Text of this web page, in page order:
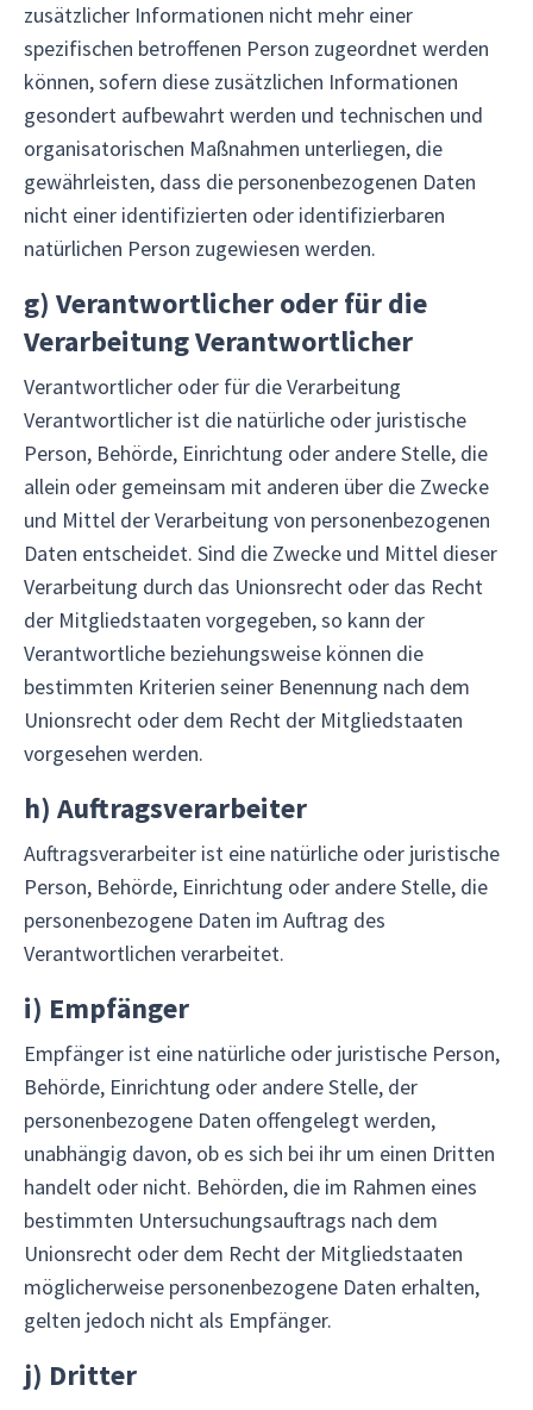
zusätzlicher Informationen nicht mehr einer
spezifischen betroffenen Person zugeordnet werden
können, sofern diese zusätzlichen Informationen
gesondert aufbewahrt werden und technischen und
organisatorischen Maßnahmen unterliegen, die
gewährleisten, dass die personenbezogenen Daten
nicht einer identifizierten oder identifizierbaren
natürlichen Person zugewiesen werden.
g) Verantwortlicher oder für die
Verarbeitung Verantwortlicher
Verantwortlicher oder für die Verarbeitung
Verantwortlicher ist die natürliche oder juristische
Person, Behörde, Einrichtung oder andere Stelle, die
allein oder gemeinsam mit anderen über die Zwecke
und Mittel der Verarbeitung von personenbezogenen
Daten entscheidet. Sind die Zwecke und Mittel dieser
Verarbeitung durch das Unionsrecht oder das Recht
der Mitgliedstaaten vorgegeben, so kann der
Verantwortliche beziehungsweise können die
bestimmten Kriterien seiner Benennung nach dem
Unionsrecht oder dem Recht der Mitgliedstaaten
vorgesehen werden.
h) Auftragsverarbeiter
Auftragsverarbeiter ist eine natürliche oder juristische
Person, Behörde, Einrichtung oder andere Stelle, die
personenbezogene Daten im Auftrag des
Verantwortlichen verarbeitet.
i) Empfänger
Empfänger ist eine natürliche oder juristische Person,
Behörde, Einrichtung oder andere Stelle, der
personenbezogene Daten offengelegt werden,
unabhängig davon, ob es sich bei ihr um einen Dritten
handelt oder nicht. Behörden, die im Rahmen eines
bestimmten Untersuchungsauftrags nach dem
Unionsrecht oder dem Recht der Mitgliedstaaten
möglicherweise personenbezogene Daten erhalten,
gelten jedoch nicht als Empfänger.
j) Dritter